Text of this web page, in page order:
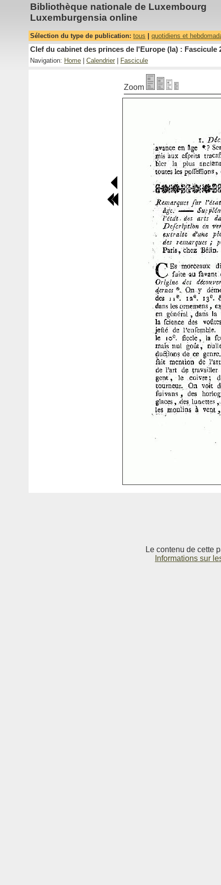
Bibliothèque nationale de Luxembourg
Luxemburgensia online
Sélection du type de publication: tous quotidiens et
Clef du cabinet des princes de l'Europe (la) : Fascicule
Navigation: Home Calendrier Fascicule
Zoom
Le contenu de cette
Informations sur